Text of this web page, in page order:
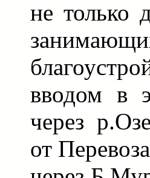
не только
вводом в
через
от